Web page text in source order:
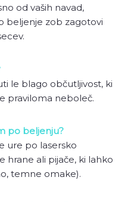
od vaših navad,
beljenje zob zagotovi
le blago občutljivost, ki
praviloma neboleč.
po beljenju?
ure po lasersko
hrane ali pijače, ki lahko
temne omake).